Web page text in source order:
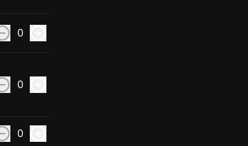
y sabores auténticos de la cocina japonesa.
0
0
0